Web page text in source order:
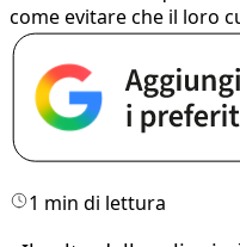
come evitare che il loro
1 min di lettura